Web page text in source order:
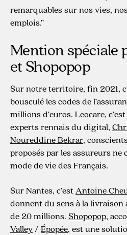
remarquables sur nos vies,
emplois.”
Mention spéciale
et Shopopop
Sur notre territoire, fin 2021,
bousculé les codes de
millions d’euros. Leocare,
experts rennais du digital,
Noureddine Bekrar,
proposés par les assureurs
mode de vie des Français.
Sur Nantes, c’estAntoine
donnent du sens à la livraison
de 20 millions. Shopopop,
Valley / Épopée, est une